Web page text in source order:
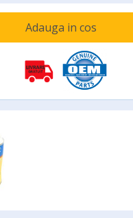
Adauga in cos